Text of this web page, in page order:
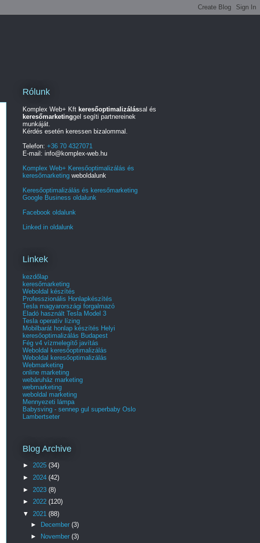
Rólunk
Komplex Web+ Kft keresőoptimalizálással és
keresőmarketinggel segíti partnereinek
munkáját.
Kérdés esetén keressen bizalommal.
Telefon: +36 70 4327071
E-mail: info@komplex-web.hu
Komplex Web+ Keresőoptimalizálás és
keresőmarketing weboldalunk
Keresőoptimalizálás és keresőmarketing
Google Business oldalunk
Facebook oldalunk
Linked in oldalunk
Linkek
kezdőlap
keresőmarketing
Weboldal készítés
Professzionális Honlapkészítés
Tesla magyarországi forgalmazó
Eladó használt Tesla Model 3
Tesla operatív lízing
Mobilbarát honlap készítés Helyi
keresőoptimalizálás Budapest
Fég v4 vízmelegítő javítás
Weboldal keresőoptimalizálás
Weboldal keresőoptimalizálás
Webmarketing
online marketing
webáruház marketing
webmarketing
weboldal marketing
Mennyezeti lámpa
Babysving - sennep gul superbaby Oslo
Lambertseter
Blog Archive
► 2025 (34)
► 2024 (42)
► 2023 (8)
► 2022 (120)
▼ 2021 (88)
► December (3)
►
November (3)